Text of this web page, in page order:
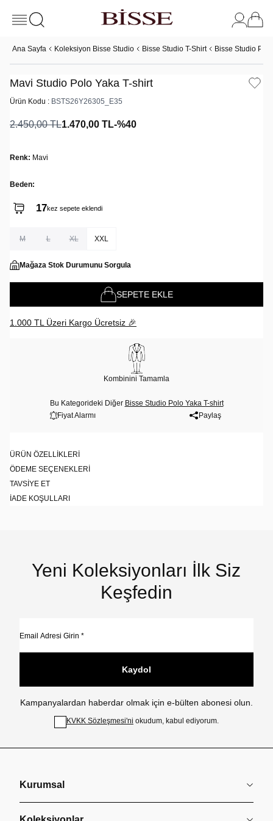
Ana Sayfa Koleksiyon Bisse Studio Bisse Studio T-Shirt Bisse Studio
Mavi Studio Polo Yaka T-shirt
Ürün Kodu : BSTS26Y26305_E35
2.450,00TL1.470,00 TL-%40
Renk: Mavi
Beden:
17kez sepete eklendi
M L XL XXL
Mağaza Stok Durumunu Sorgula
SEPETE EKLE
1.000 TL Üzeri Kargo Ücretsiz 🎉
Kombinini Tamamla
Bu Kategorideki Diğer Bisse Studio Polo Yaka T-shirt
Fiyat Alarmı
Paylaş
ÜRÜN ÖZELLIKLERI
ÖDEME SEÇENEKLERI
TAVSIYE ET
İADE KOŞULLARI
Yeni Koleksiyonları İlk Siz
Keşfedin
Kaydol
Kampanyalardan haberdar olmak için e-bülten abonesi olun.
KVKK Sözleşmesi'ni okudum, kabul ediyorum.
Kurumsal